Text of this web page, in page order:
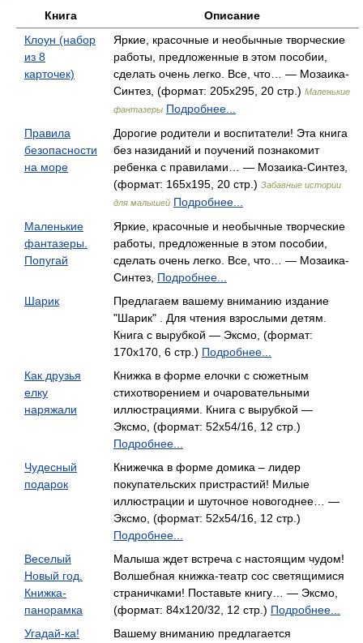
Книга
Описание
Клоун (набор
из 8
карточек)
Яркие, красочные и необычные творческие
работы, предложенные в этом пособии,
сделать очень легко. Все, что… — Мозаика-
Синтез, (формат: 205x295, 20 стр.) Маленькие
фантазеры Подробнее...
Правила
безопасности
на море
Дорогие родители и воспитатели! Эта книга
без назиданий и поучений познакомит
ребенка с правилами… — Мозаика-Синтез,
(формат: 165x195, 20 стр.) Забавные истории
для малышей Подробнее...
Маленькие
фантазеры.
Попугай
Яркие, красочные и необычные творческие
работы, предложенные в этом пособии,
сделать очень легко. Все, что… — Мозаика-
Синтез, Подробнее...
Шарик
Предлагаем вашему вниманию издание
"Шарик" . Для чтения взрослыми детям.
Книга с вырубкой — Эксмо, (формат:
170x170, 6 стр.) Подробнее...
Как друзья
елку
наряжали
Книжка в форме елочки с сюжетным
стихотворением и очаровательными
иллюстрациями. Книга с вырубкой —
Эксмо, (формат: 52x54/16, 12 стр.)
Подробнее...
Чудесный
подарок
Книжечка в форме домика – лидер
покупательских пристрастий! Милые
иллюстрации и шуточное новогоднее… —
Эксмо, (формат: 52x54/16, 12 стр.)
Подробнее...
Веселый
Новый год.
Книжка-
панорамка
Малыша ждет встреча с настоящим чудом!
Волшебная книжка-театр сос светящимися
страничками! Поставьте книгу… — Эксмо,
(формат: 84x120/32, 12 стр.) Подробнее...
Угадай-ка!
Вашему вниманию предлагается